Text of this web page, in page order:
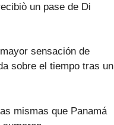
un pase de Di
sensación de
sobre el tiempo tras un
mismas que Panamá